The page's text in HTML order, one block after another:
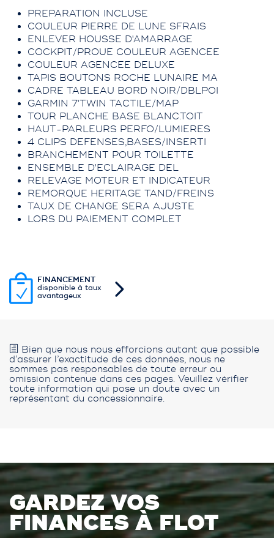
PREPARATION INCLUSE
COULEUR PIERRE DE LUNE SFRAIS
ENLEVER HOUSSE D'AMARRAGE
COCKPIT/PROUE COULEUR AGENCEE
COULEUR AGENCEE DELUXE
TAPIS BOUTONS ROCHE LUNAIRE MA
CADRE TABLEAU BORD NOIR/DBLPOI
GARMIN 7'TWIN TACTILE/MAP
TOUR PLANCHE BASE BLANC.TOIT
HAUT-PARLEURS PERFO/LUMIERES
4 CLIPS DEFENSES,BASES/INSERTI
BRANCHEMENT POUR TOILETTE
ENSEMBLE D'ECLAIRAGE DEL
RELEVAGE MOTEUR ET INDICATEUR
REMORQUE HERITAGE TAND/FREINS
TAUX DE CHANGE SERA AJUSTE
LORS DU PAIEMENT COMPLET
FINANCEMENT
disponible à taux
avantageux
Bien que nous nous efforcions autant que possible
d’assurer l’exactitude de ces données, nous ne
sommes pas responsables de toute erreur ou
omission contenue dans ces pages. Veuillez vérifier
toute information qui pose un doute avec un
représentant du concessionnaire.
GARDEZ VOS
FINANCES À FLOT